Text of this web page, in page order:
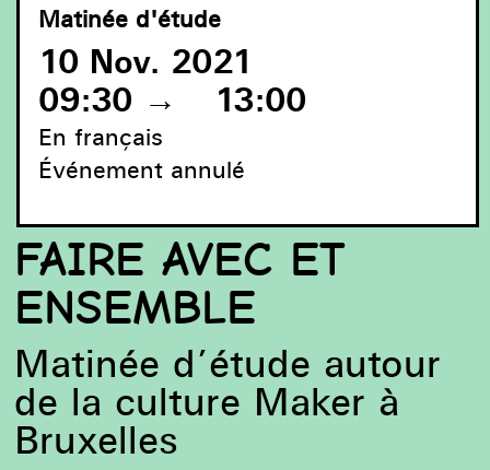
Mekanika, screen printing press. © Mekanika 2020
Matinée d'étude
10 Nov. 2021
09:30 → 13:00
En français
Événement annulé
FAIRE AVEC ET
ENSEMBLE
Matinée d’étude autour
de la culture Maker à
Bruxelles